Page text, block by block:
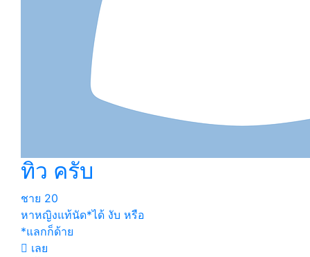
ทิว ครับ
ชาย 20
หาหญิงแท้นัด*ได้ งับ หรือ
*แลกก็ด้าย
เลย